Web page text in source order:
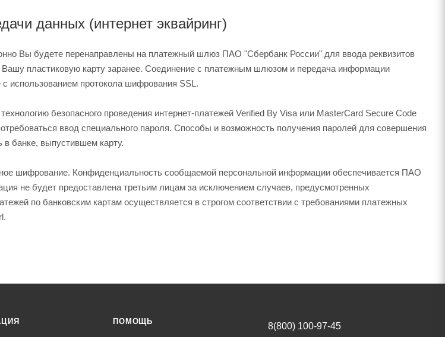
данных (интернет эквайринг)
Вы будете перенаправлены на платежный шлюз ПАО "Сбербанк России" для ввода реквизитов
Вашу пластиковую карту заранее. Соединение с платежным шлюзом и передача информации
использованием протокола шифрования SSL.
безопасного проведения интернет-платежей Verified By Visa или MasterCard Secure Code
ввод специального пароля. Способы и возможность получения паролей для совершения
в банке, выпустившем карту.
шифрование. Конфиденциальность сообщаемой персональной информации обеспечивается ПАО
не будет предоставлена третьим лицам за исключением случаев, предусмотренных
по банковским картам осуществляется в строгом соответствии с требованиями платежных
ПОМОЩЬ 8(800) 100-97-45